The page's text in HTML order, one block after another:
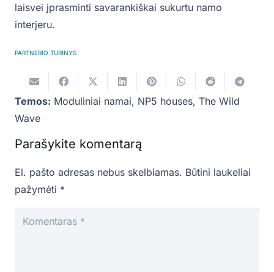
laisvei įprasminti savarankiškai sukurtu namo
interjeru.
PARTNERIO TURINYS
Temos: Moduliniai namai, NP5 houses, The Wild
Wave
Parašykite komentarą
El. pašto adresas nebus skelbiamas. Būtini laukeliai
pažymėti *